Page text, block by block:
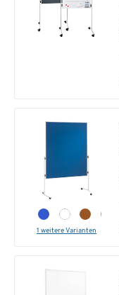
1 weitere Varianten